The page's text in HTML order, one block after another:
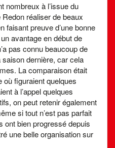
nombreux à l’issue du
réaliser de beaux
faisant preuve d’une bonne
avantage en début de
pas connu beaucoup de
dernière, car cela
La comparaison était
figuraient quelques
à l’appel quelques
on peut retenir également
si tout n’est pas parfait
ont bien progressé depuis
une belle organisation sur